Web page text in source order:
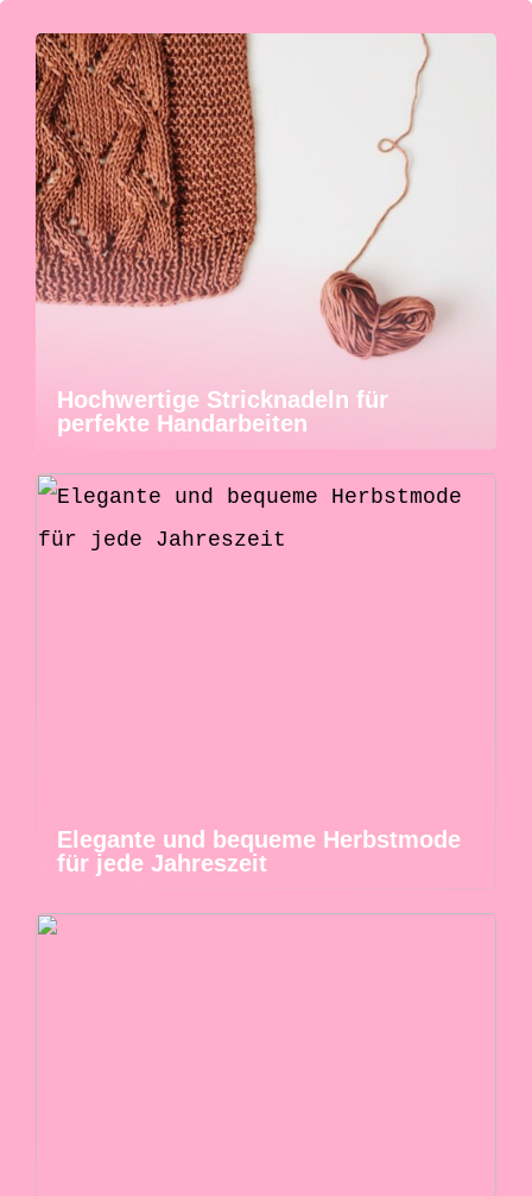
Hochwertige Stricknadeln für
perfekte Handarbeiten
Elegante und bequeme Herbstmode
für jede Jahreszeit